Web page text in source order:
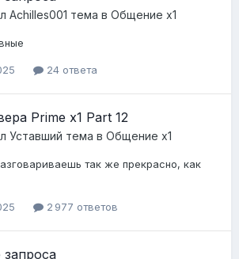
Achilles001 тема в Общение x1
24 ответа
Prime x1 Part 12
Уставший тема в Общение x1
так же прекрасно, как
2 977 ответов